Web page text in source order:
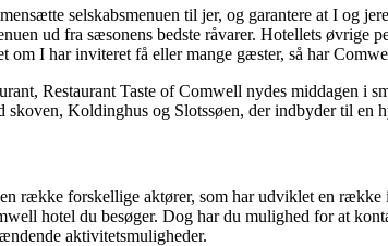
selskabsmenuen til jer, og garantere at I og
ud fra sæsonens bedste råvarer. Hotellets
om I har inviteret få eller mange gæster, så har
Restaurant Taste of Comwell nydes middagen i
skoven, Koldinghus og Slotssøen, der indbyder til en
række forskellige aktører, som har udviklet en
hotel du besøger. Dog har du mulighed for at
aktivitetsmuligheder.